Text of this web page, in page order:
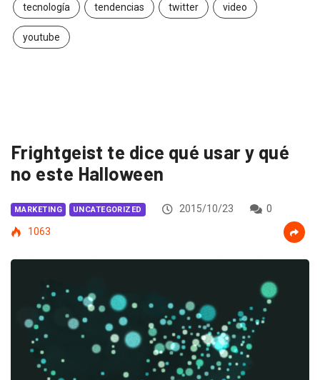
tecnología tendencias twitter video
youtube
Frightgeist te dice qué usar y qué
no este Halloween
MARKETING UNCATEGORIZED 2015/10/23
0
1063